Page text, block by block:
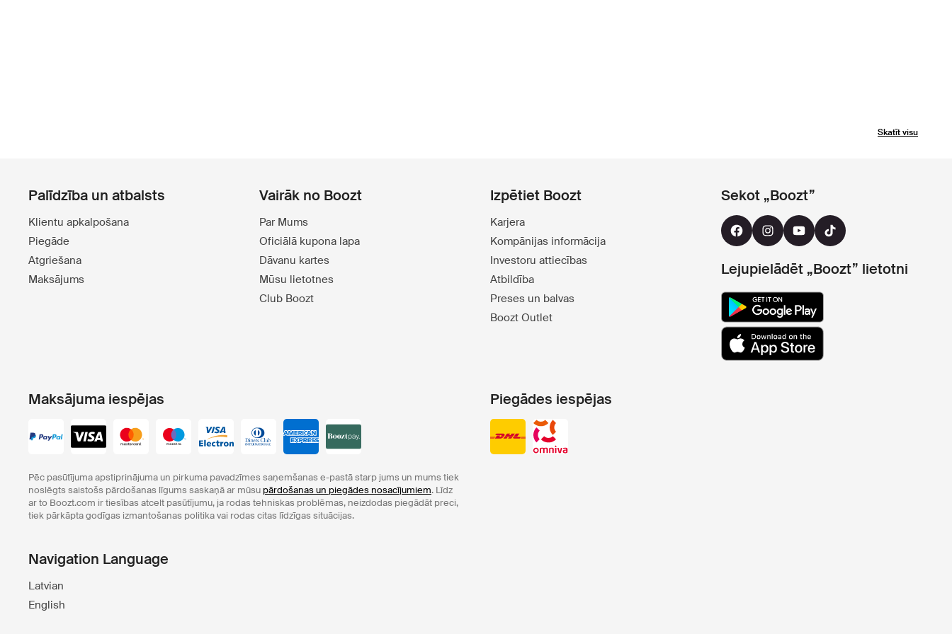
Skatīt visu
Palīdzība un atbalsts
Klientu apkalpošana
Piegāde
Atgriešana
Maksājums
Vairāk no Boozt
Par Mums
Oficiālā kupona lapa
Dāvanu kartes
Mūsu lietotnes
Club Boozt
Izpētiet Boozt
Karjera
Kompānijas informācija
Investoru attiecības
Atbildība
Preses un balvas
Boozt Outlet
Sekot „Boozt”
Lejupielādēt „Boozt” lietotni
Maksājuma iespējas
Pēc pasūtījuma apstiprinājuma un pirkuma pavadzīmes saņemšanas e-pastā starp jums un mums tiek
noslēgts saistošs pārdošanas līgums saskaņā ar mūsu pārdošanas un piegādes nosacījumiem. Līdz
ar to Boozt.com ir tiesības atcelt pasūtījumu, ja rodas tehniskas problēmas, neizdodas piegādāt preci,
tiek pārkāpta godīgas izmantošanas politika vai rodas citas līdzīgas situācijas.
Piegādes iespējas
Navigation Language
Latvian
English